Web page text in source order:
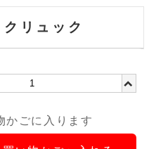
リュック
かごに入ります